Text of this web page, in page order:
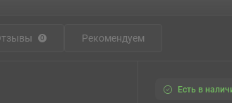
0 Рекомендуем
Есть в